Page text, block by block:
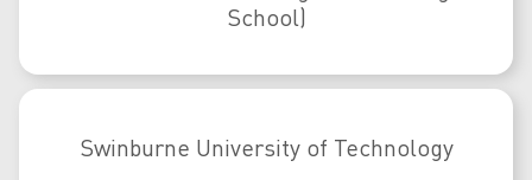
School)
Swinburne University of Technology